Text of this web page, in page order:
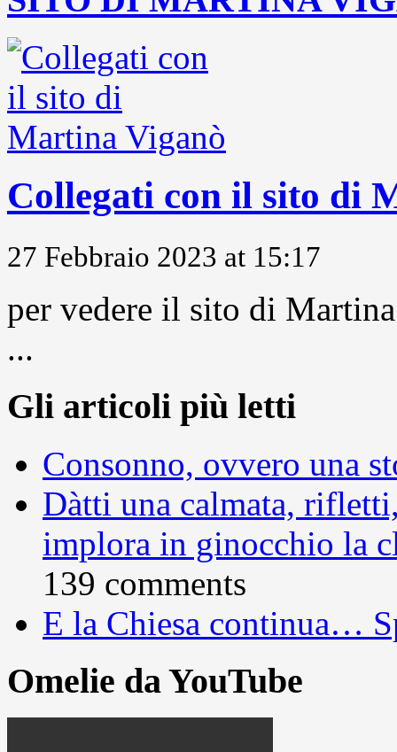
Collegati con il sito di
27 Febbraio 2023 at 15:17
per vedere il sito di
...
Gli articoli più letti
Consonno, ovvero una
Dàtti una calmata,
implora in ginocchio la
139 comments
E la Chiesa continua…
Omelie da YouTube